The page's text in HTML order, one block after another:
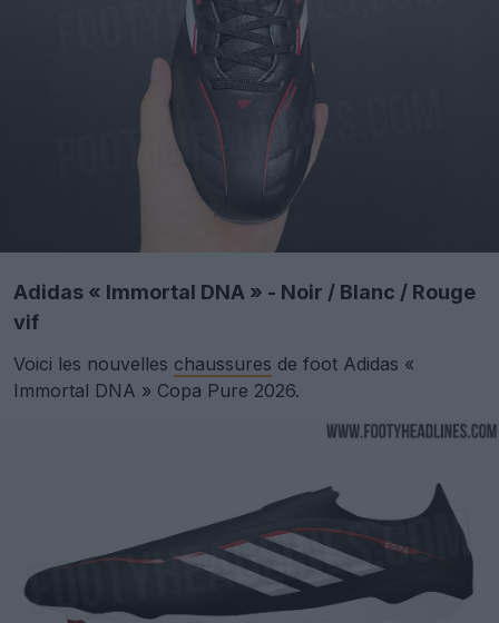
Adidas « Immortal DNA » - Noir / Blanc / Rouge
vif
Voici les nouvelles chaussures de foot Adidas «
Immortal DNA » Copa Pure 2026.